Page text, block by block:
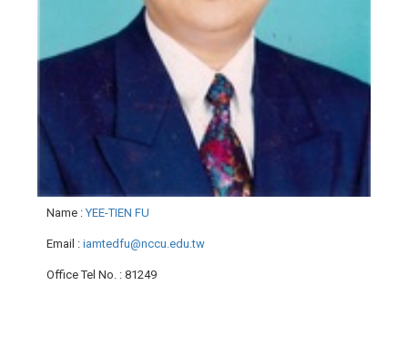
Name :YEE-TIEN FU
Email : iamtedfu@nccu.edu.tw
Office Tel No. : 81249